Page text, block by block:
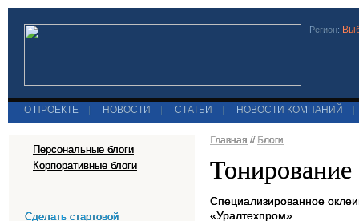
Регион:
О ПРОЕКТЕ НОВОСТИ СТАТЬИ НОВОСТИ КОМПАНИЙ
Персональные блоги
Корпоративные блоги
Сделать стартовой
Главная // Блоги
Специализированное
«Уралтехпром»